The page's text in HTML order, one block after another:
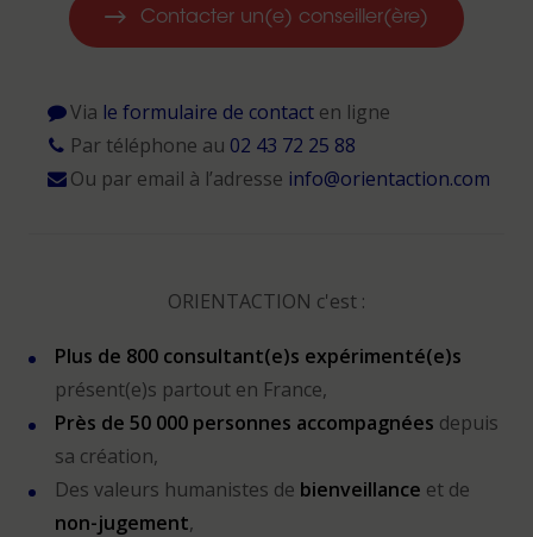
Contacter un(e) conseiller(ère)
Via le formulaire de contacten ligne
Par téléphone au 02 43 72 25 88
Ou par email à l’adresse info@orientaction.com
ORIENTACTION c'est :
Plus de 800 consultant(e)s expérimenté(e)s
présent(e)s partout en France,
Près de 50 000 personnes accompagnées depuis
sa création,
Des valeurs humanistes de bienveillance et de
non-jugement,